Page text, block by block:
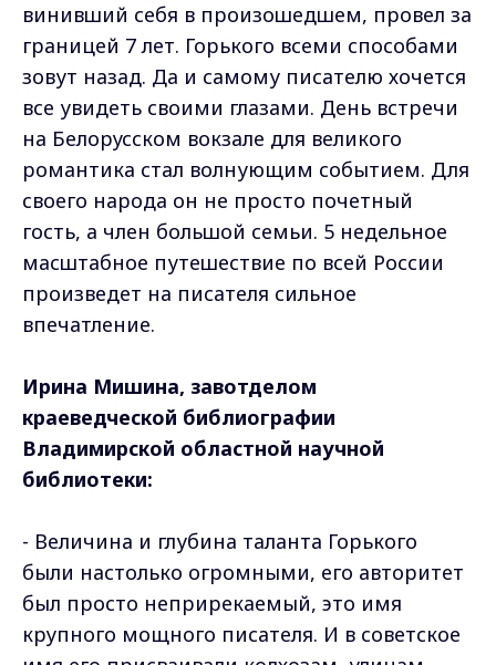
винивший себя в произошедшем, провел за
границей 7 лет. Горького всеми способами
зовут назад. Да и самому писателю хочется
все увидеть своими глазами. День встречи
на Белорусском вокзале для великого
романтика стал волнующим событием. Для
своего народа он не просто почетный
гость, а член большой семьи. 5 недельное
масштабное путешествие по всей России
произведет на писателя сильное
впечатление.
Ирина Мишина, завотделом
краеведческой библиографии
Владимирской областной научной
библиотеки:
- Величина и глубина таланта Горького
были настолько огромными, его авторитет
был просто неприрекаемый, это имя
крупного мощного писателя. И в советское